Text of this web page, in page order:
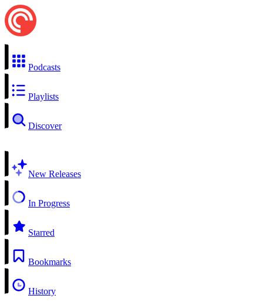
Podcasts
Playlists
Discover
New Releases
In Progress
Starred
Bookmarks
History